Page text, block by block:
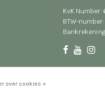
KvK
BTW-
over cookies »